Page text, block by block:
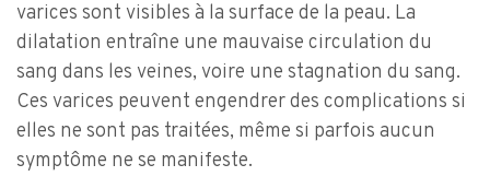
varices sont visibles à la surface de la peau. La
dilatation entraîne une mauvaise circulation du
sang dans les veines, voire une stagnation du sang.
Ces varices peuvent engendrer des complications si
elles ne sont pas traitées, même si parfois aucun
symptôme ne se manifeste.